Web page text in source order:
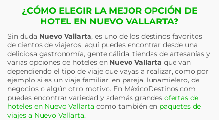
¿CÓMO ELEGIR LA MEJOR OPCIÓN DE
HOTEL EN NUEVO VALLARTA?
Sin duda Nuevo Vallarta, es uno de los destinos favoritos
de cientos de viajeros, aquí puedes encontrar desde una
deliciosa gastronomía, gente cálida, tiendas de artesanías y
varias opciones de hoteles en Nuevo Vallarta que van
dependiendo el tipo de viaje que vayas a realizar, como por
ejemplo si es un viaje familiar, en pareja, lunamielero, de
negocios o algún otro motivo. En MéxicoDestinos.com
puedes encontrar variedad y además grandes ofertas de
hoteles en Nuevo Vallarta como también en paquetes de
viajes a Nuevo Vallarta.